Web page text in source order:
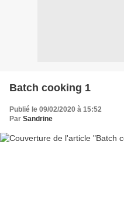
Batch cooking 1
Publié le 09/02/2020 à 15:52
Par Sandrine